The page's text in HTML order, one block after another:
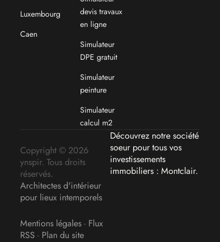
Luxembourg
Caen
devis travaux
en ligne
Simulateur
DPE gratuit
Simulateur
peinture
Simulateur
calcul m2
Copyright © 2026
ynspir. Tous droits
réservés.
Architectes d'intérieur
pour lieux intemporels
Mentions légales- Flux
RSS - Plan du site
Découvrez notre société
soeur pour tous vos
investissements
immobiliers : Montclair.